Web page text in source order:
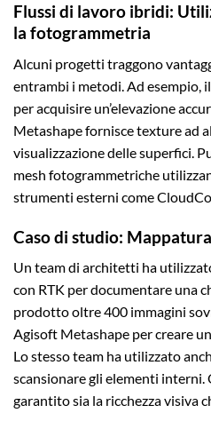
Flussi di lavoro ibridi:
la fotogrammetria
Alcuni progetti traggono
entrambi i metodi. Ad esempio,
per acquisire un’elevazione
Metashape fornisce texture ad
visualizzazione delle superfici.
mesh fotogrammetriche
strumenti esterni come
Caso di studio:
Un team di architetti ha
con RTK per documentare una
prodotto oltre 400 immagini
Agisoft Metashape per creare
Lo stesso team ha utilizzato
scansionare gli elementi interni.
garantito sia la ricchezza visiva